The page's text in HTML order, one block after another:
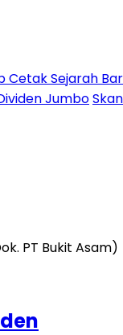
Cetak Sejarah
Jumbo